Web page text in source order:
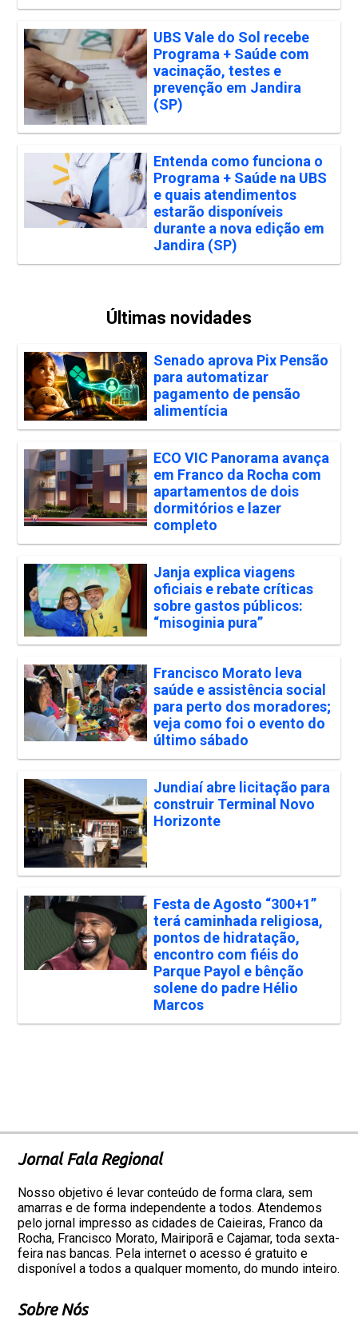
UBS Vale do Sol recebe
Programa + Saúde com
vacinação, testes e
prevenção em Jandira
(SP)
Entenda como funciona o
Programa + Saúde na UBS
e quais atendimentos
estarão disponíveis
durante a nova edição em
Jandira (SP)
Últimas novidades
Senado aprova Pix Pensão
para automatizar
pagamento de pensão
alimentícia
ECO VIC Panorama avança
em Franco da Rocha com
apartamentos de dois
dormitórios e lazer
completo
Janja explica viagens
oficiais e rebate críticas
sobre gastos públicos:
“misoginia pura”
Francisco Morato leva
saúde e assistência social
para perto dos moradores;
veja como foi o evento do
último sábado
Jundiaí abre licitação para
construir Terminal Novo
Horizonte
Festa de Agosto “300+1”
terá caminhada religiosa,
pontos de hidratação,
encontro com fiéis do
Parque Payol e bênção
solene do padre Hélio
Marcos
Jornal Fala Regional
Nosso objetivo é levar conteúdo de forma clara, sem
amarras e de forma independente a todos. Atendemos
pelo jornal impresso as cidades de Caieiras, Franco da
Rocha, Francisco Morato, Mairiporã e Cajamar, toda sexta-
feira nas bancas. Pela internet o acesso é gratuito e
disponível a todos a qualquer momento, do mundo inteiro.
Sobre Nós